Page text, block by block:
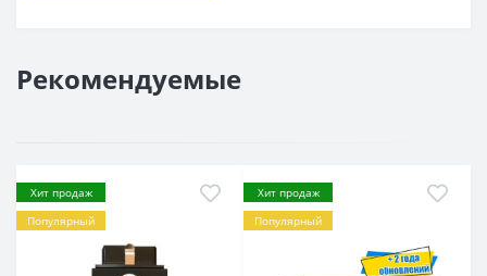
Рекомендуемые
Хит продаж
Популярный
Хит продаж
Популярный